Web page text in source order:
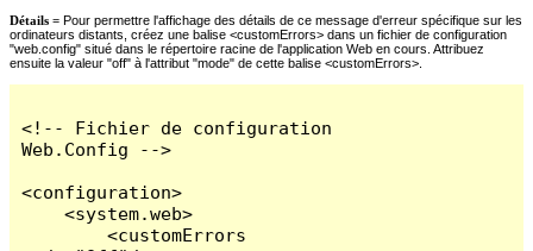
Détails = Pour permettre l'affichage des détails de ce message d'erreur spécifique sur les
ordinateurs distants, créez une balise <customErrors> dans un fichier de configuration
"web.config" situé dans le répertoire racine de l'application Web en cours. Attribuez
ensuite la valeur "off" à l'attribut "mode" de cette balise <customErrors>.
<!-- Fichier de configuration
Web.Config -->
<configuration>
    <system.web>
        <customErrors